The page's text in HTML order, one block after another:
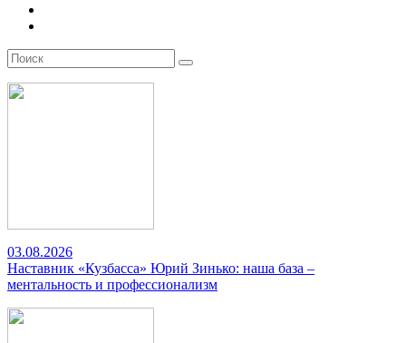
03.08.2026
Наставник «Кузбасса» Юрий Зинько: наша база –
ментальность и профессионализм